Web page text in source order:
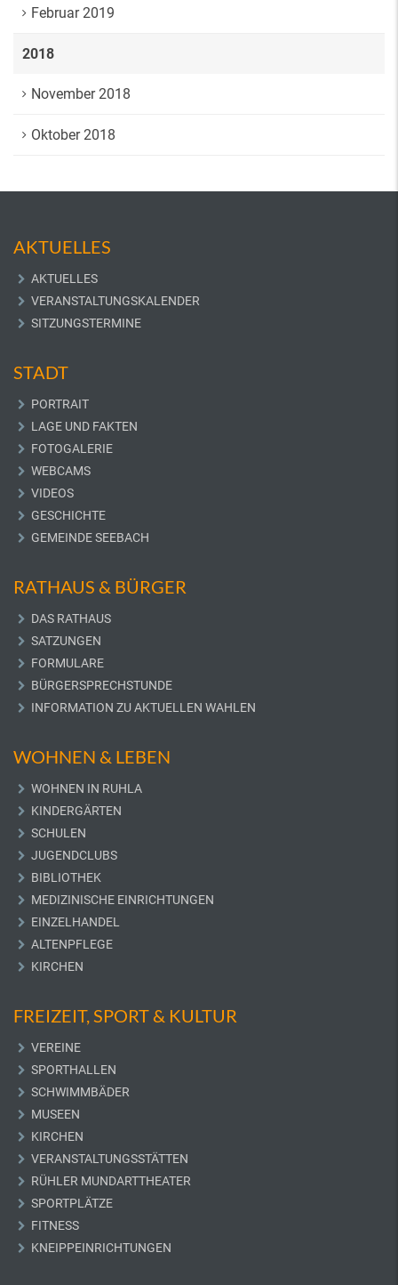
Februar 2019
2018
November 2018
Oktober 2018
AKTUELLES
AKTUELLES
VERANSTALTUNGSKALENDER
SITZUNGSTERMINE
STADT
PORTRAIT
LAGE UND FAKTEN
FOTOGALERIE
WEBCAMS
VIDEOS
GESCHICHTE
GEMEINDE SEEBACH
RATHAUS & BÜRGER
DAS RATHAUS
SATZUNGEN
FORMULARE
BÜRGERSPRECHSTUNDE
INFORMATION ZU AKTUELLEN WAHLEN
WOHNEN & LEBEN
WOHNEN IN RUHLA
KINDERGÄRTEN
SCHULEN
JUGENDCLUBS
BIBLIOTHEK
MEDIZINISCHE EINRICHTUNGEN
EINZELHANDEL
ALTENPFLEGE
KIRCHEN
FREIZEIT, SPORT & KULTUR
VEREINE
SPORTHALLEN
SCHWIMMBÄDER
MUSEEN
KIRCHEN
VERANSTALTUNGSSTÄTTEN
RÜHLER MUNDARTTHEATER
SPORTPLÄTZE
FITNESS
KNEIPPEINRICHTUNGEN